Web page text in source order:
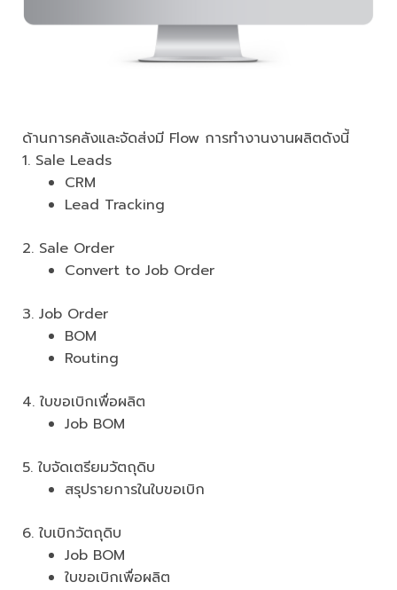
ด้านการคลังและจัดส่งมี Flow การทำงานงานผลิตดังนี้
1. Sale Leads
CRM
Lead Tracking
2. Sale Order
Convert to Job Order
3. Job Order
BOM
Routing
4. ใบขอเบิกเพื่อผลิต
Job BOM
5. ใบจัดเตรียมวัตถุดิบ
สรุปรายการในใบขอเบิก
6. ใบเบิกวัตถุดิบ
Job BOM
ใบขอเบิกเพื่อผลิต